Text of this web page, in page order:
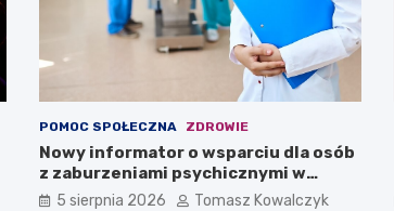
POMOC SPOŁECZNA ZDROWIE
Nowy informator o wsparciu dla osób
z zaburzeniami psychicznymi w
Zachodniopomorskiem na 2026 rok
5 sierpnia 2026 Tomasz Kowalczyk